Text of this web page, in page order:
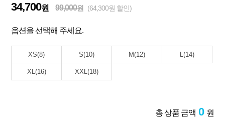
34,700원 99,000원 (64,300원 할인)
옵션을 선택해 주세요.
XS(8) S(10) M(12) L(14)
XL(16) XXL(18)
총 상품 금액 0 원